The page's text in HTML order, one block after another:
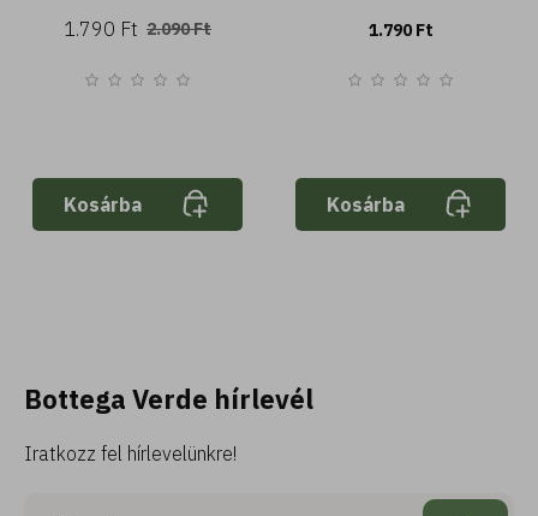
1.790 Ft 2.090 Ft
Kosárba
1.790 Ft
Kosárba
Bottega Verde hírlevél
Iratkozz fel hírlevelünkre!